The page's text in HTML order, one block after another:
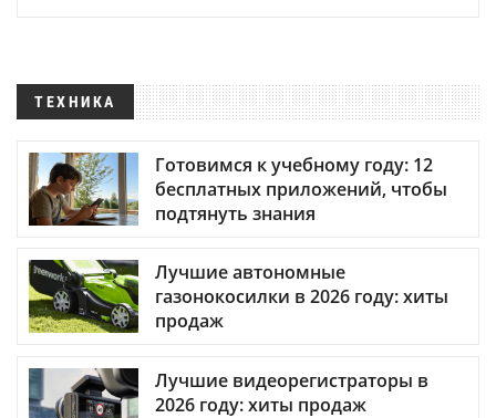
ТЕХНИКА
Готовимся к учебному году: 12
бесплатных приложений, чтобы
подтянуть знания
Лучшие автономные
газонокосилки в 2026 году: хиты
продаж
Лучшие видеорегистраторы в
2026 году: хиты продаж